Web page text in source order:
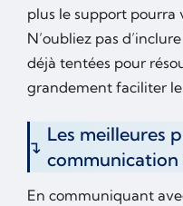
plus le support pourra
N’oubliez pas
déjà tentées pour
grandement faciliter le
Les meilleures
En communiquant